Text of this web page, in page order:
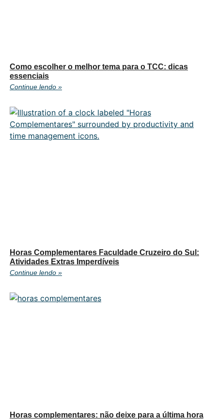
Como escolher o melhor tema para o TCC: dicas
essenciais
Continue lendo »
Horas Complementares Faculdade Cruzeiro do Sul:
Atividades Extras Imperdíveis
Continue lendo »
Horas complementares: não deixe para a última hora